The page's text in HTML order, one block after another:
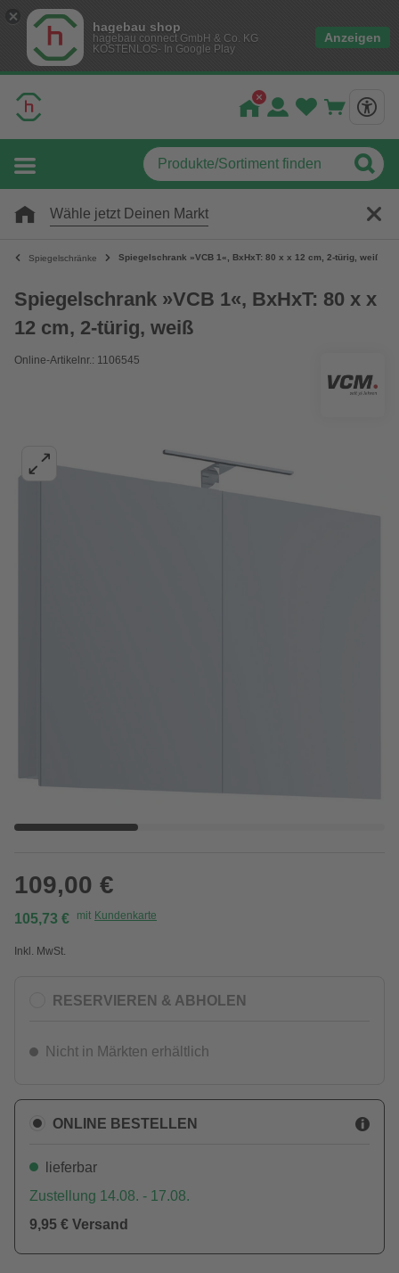
hagebau shop
hagebau connect GmbH & Co. KG
KOSTENLOS- In Google Play
Anzeigen
Wähle jetzt Deinen Markt
Spiegelschränke Spiegelschrank »VCB 1«, BxHxT: 80 x x 12 cm, 2-türig, weiß
Spiegelschrank »VCB 1«, BxHxT: 80 x x
12 cm, 2-türig, weiß
Online-Artikelnr.: 1106545
109,00 €
105,73 € mit Kundenkarte
Inkl. MwSt.
RESERVIEREN & ABHOLEN
Nicht in Märkten erhältlich
ONLINE BESTELLEN
lieferbar
Zustellung 14.08. - 17.08.
9,95 € Versand